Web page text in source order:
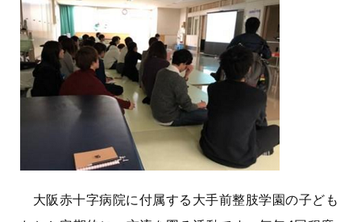
大阪赤十字病院に付属する大手前整肢学園の子ども